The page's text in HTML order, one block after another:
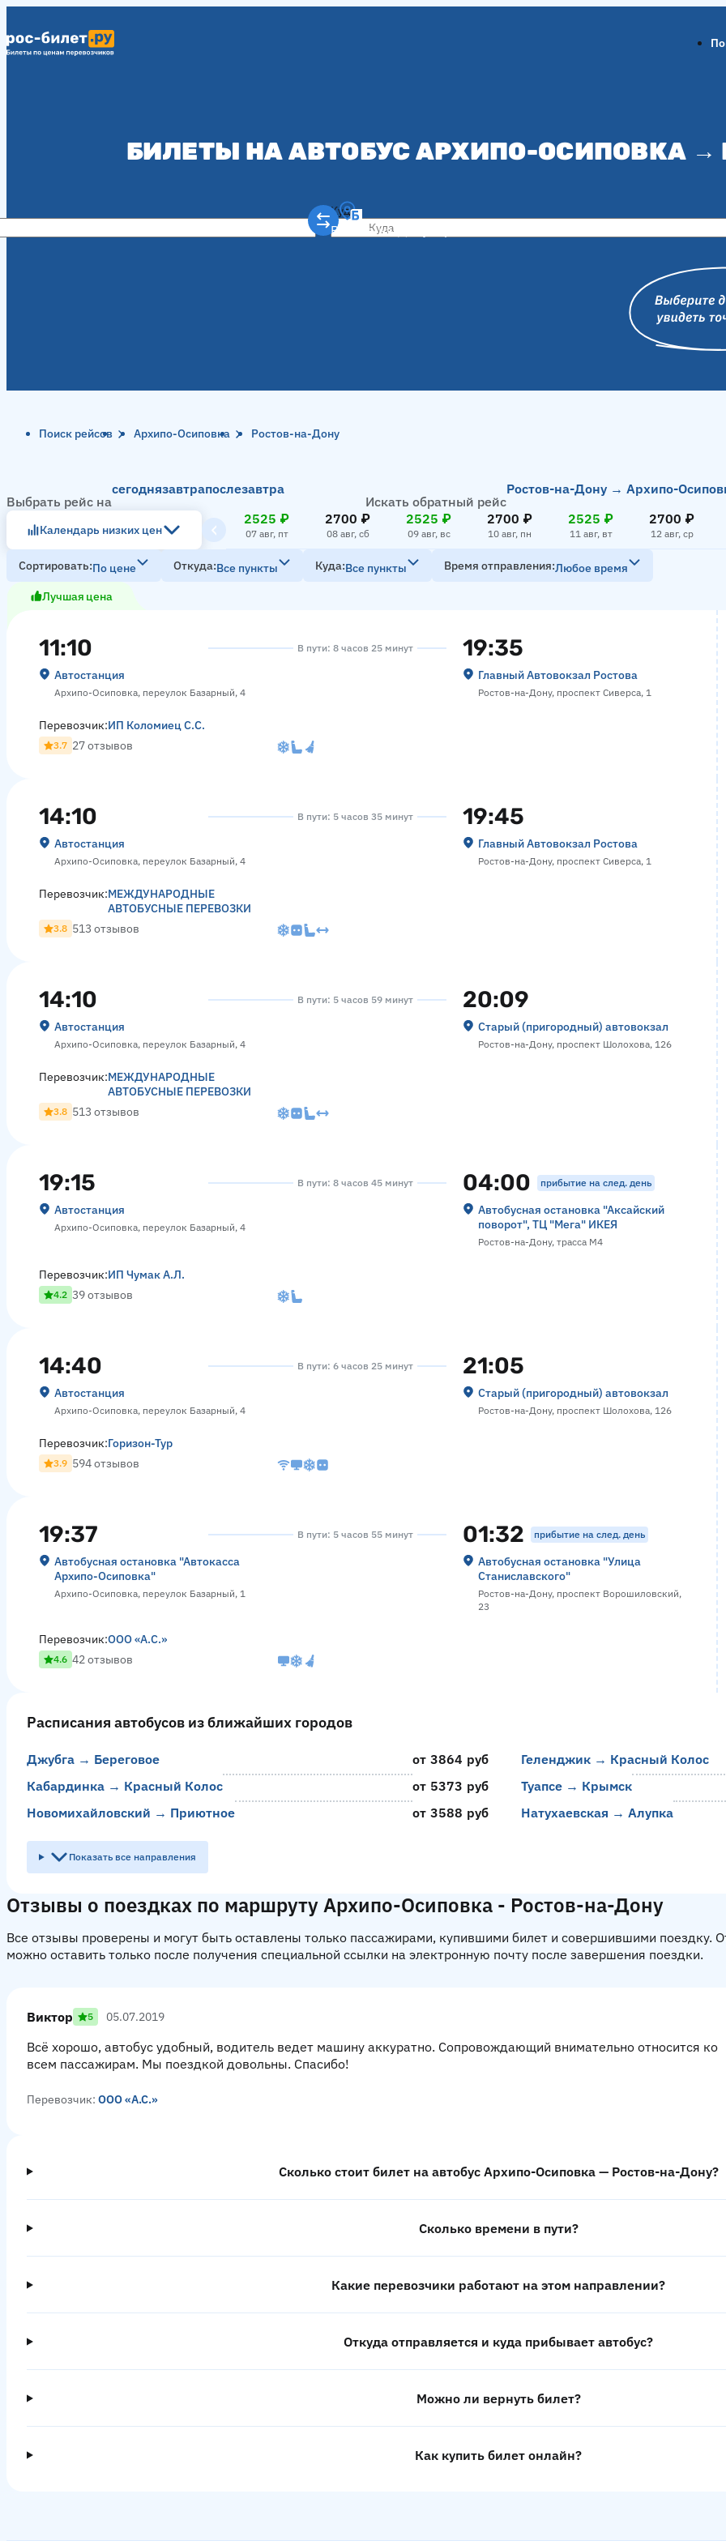
БИЛЕТЫ НА АВТОБУС АРХИПО-ОСИПОВКА
Куда
Ростов-на-Дону
Поиск рейсов Архипо-Осиповка Ростов-на-Дону
Выбрать рейс на
сегоднязавтрапослезавтра
Искать обратный рейс
Ростов-на-Дону → Архипо-
Календарь низких цен
2525 ₽
07 авг, пт
2700 ₽
08 авг, сб
2525 ₽
09 авг, вс
2700 ₽
10 авг, пн
2525 ₽
11 авг, вт
2700 ₽
12 авг, ср
Сортировать По цене Откуда Все пункты Куда Все пункты Время отправления Любое время
Лучшая цена
11:10
Автостанция
Архипо-Осиповка, переулок Базарный, 4
В пути: 8 часов 25 минут 19:35
Главный Автовокзал Ростова
Ростов-на-Дону, проспект Сиверса, 1
Перевозчик:ИП Коломиец С.С.
3.7 27 отзывов
14:10
Автостанция
Архипо-Осиповка, переулок Базарный, 4
В пути: 5 часов 35 минут 19:45
Главный Автовокзал Ростова
Ростов-на-Дону, проспект Сиверса, 1
Перевозчик:МЕЖДУНАРОДНЫЕ
АВТОБУСНЫЕ ПЕРЕВОЗКИ
3.8 513 отзывов
14:10
Автостанция
Архипо-Осиповка, переулок Базарный, 4
В пути: 5 часов 59 минут 20:09
Старый (пригородный) автовокзал
Ростов-на-Дону, проспект Шолохова, 126
Перевозчик:МЕЖДУНАРОДНЫЕ
АВТОБУСНЫЕ ПЕРЕВОЗКИ
3.8 513 отзывов
19:15
Автостанция
Архипо-Осиповка, переулок Базарный, 4
В пути: 8 часов 45 минут 04:00 прибытие на след. день
Автобусная остановка "Аксайский
поворот", ТЦ "Мега" ИКЕЯ
Ростов-на-Дону, трасса М4
Перевозчик:ИП Чумак А.Л.
4.2 39 отзывов
14:40
Автостанция
Архипо-Осиповка, переулок Базарный, 4
В пути: 6 часов 25 минут 21:05
Старый (пригородный) автовокзал
Ростов-на-Дону, проспект Шолохова, 126
Перевозчик:Горизон-Тур
3.9 594 отзывов
19:37
Автобусная остановка "Автокасса
Архипо-Осиповка"
Архипо-Осиповка, переулок Базарный, 1
В пути: 5 часов 55 минут 01:32 прибытие на след. день
Автобусная остановка "Улица
Станиславского"
Ростов-на-Дону, проспект Ворошиловский,
23
Перевозчик:ООО «А.С.»
4.6 42 отзывов
Расписания автобусов из ближайших городов
Джубга → Береговое от 3864 руб Геленджик → Красный Колос
Кабардинка → Красный Колос
от 5373 руб Туапсе → Крымск
Новомихайловский → Приютное
от 3588 руб Натухаевская → Алупка
Показать все направления
Отзывы о поездках по маршруту Архипо-Осиповка - Ростов-на-Дону
Все отзывы проверены и могут быть оставлены только пассажирами, купившими билет и совершившими поездку.
можно оставить только после получения специальной ссылки на электронную почту после завершения поездки.
Виктор 05.07.2019
5
Всё хорошо, автобус удобный, водитель ведет машину аккуратно. Сопровождающий внимательно относится ко
всем пассажирам. Мы поездкой довольны. Спасибо!
Перевозчик: ООО «А.С.»
Сколько стоит билет на автобус Архипо-Осиповка — Ростов-на-Дону?
Сколько времени в пути?
Какие перевозчики работают на этом направлении?
Откуда отправляется и куда прибывает автобус?
Можно ли вернуть билет?
Как купить билет онлайн?